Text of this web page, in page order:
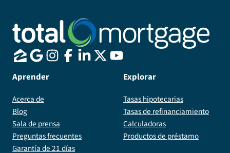
Aprender
Acerca de
Blog
Sala de prensa
Preguntas frecuentes
Garantía de 21 días
Explorar
Tasas hipotecarias
Tasas de refinanciamiento
Calculadoras
Productos de préstamo